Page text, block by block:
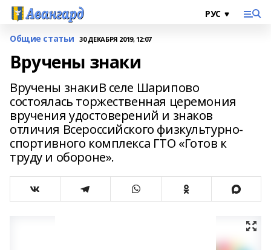
Общие статьи 30 ДЕКАБРЯ 2019, 12:07
Вручены знаки
Вручены знакиВ селе Шарипово
состоялась торжественная церемония
вручения удостоверений и знаков
отличия Всероссийского физкультурно-
спортивного комплекса ГТО «Готов к
труду и обороне».